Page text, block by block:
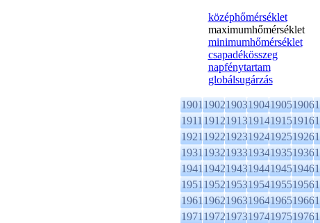
középhőmérséklet
maximumhőmérséklet
minimumhőmérséklet
csapadékösszeg
napfénytartam
globálsugárzás
190119021903190419051906
191119121913191419151916
192119221923192419251926
193119321933193419351936
194119421943194419451946
195119521953195419551956
196119621963196419651966
197119721973197419751976